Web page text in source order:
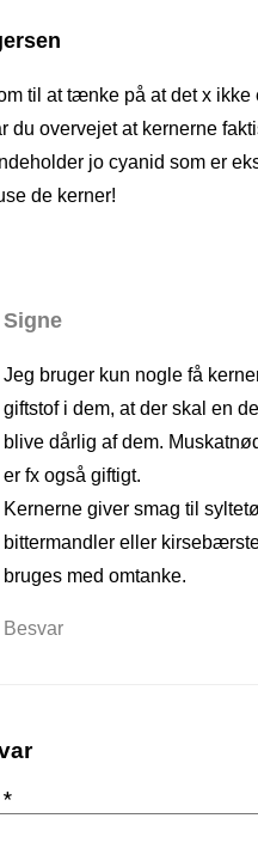
til at tænke på at det x
du overvejet at kernerne
jo cyanid som er
de kerner!
Signe
Jeg bruger kun nogle få
giftstof i dem, at der skal en
blive dårlig af dem.
er fx også giftigt.
Kernerne giver smag til
bittermandler eller
bruges med omtanke.
Besvar
*